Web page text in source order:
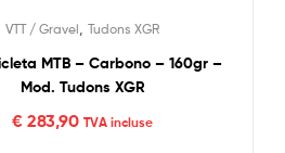
VTT / Gravel ,Tudons XGR
MTB – Carbono – 160gr –
Mod. Tudons XGR
€ 283,90 TVA incluse